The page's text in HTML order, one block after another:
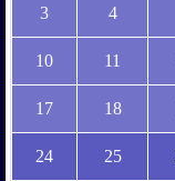
3 4
10 11
17 18
24 25